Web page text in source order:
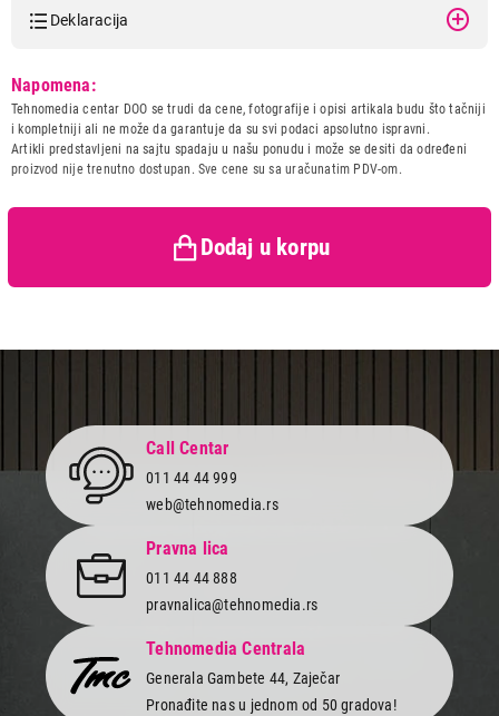
Deklaracija
305 x 84 x 15 cm
Naziv i vrsta robe:
BAZENI
Uvoznik:
Velteh Pro DOO
kupaca po osnovu zakona o
zaštiti potrošača
Napomena:
Tehnomedia centar DOO se trudi da cene, fotografije i opisi artikala budu što tačniji
i kompletniji ali ne može da garantuje da su svi podaci apsolutno ispravni.
Artikli predstavljeni na sajtu spadaju u našu ponudu i može se desiti da određeni
proizvod nije trenutno dostupan. Sve cene su sa uračunatim PDV-om.
Dodaj u korpu
BESTWAY Hydro Force SUP all-round
board set Oceana 305 x 84 x 15 cm
Proizvod je dodat u korpu.
Ukupno u korpi:0,00
Završi kupovinu
Call Centar
011 44 44 999
web@tehnomedia.rs
Pravna lica
011 44 44 888
pravnalica@tehnomedia.rs
Tehnomedia Centrala
Generala Gambete 44, Zaječar
Pronađite nas u jednom od 50 gradova!